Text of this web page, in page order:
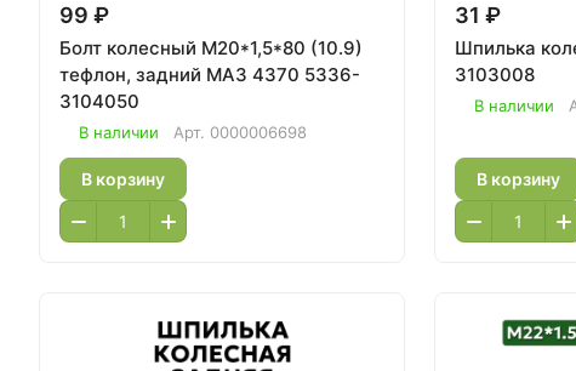
99 ₽
Болт колесный М20*1,5*80 (10.9)
тефлон, задний МАЗ 4370 5336-
3104050
В наличии Арт. 0000006698
В корзину
31 ₽
Шпилька колесная
3103008
В наличии
В корзину